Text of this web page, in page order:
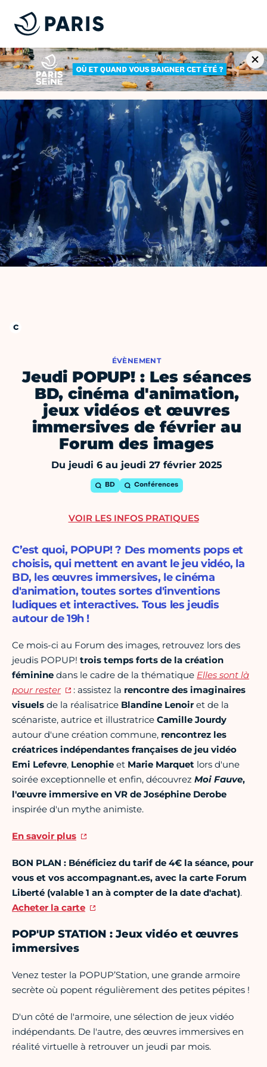
ÉVÈNEMENT
Jeudi POPUP! : Les séances
BD, cinéma d'animation,
jeux vidéos et œuvres
immersives de février au
Forum des images
Du jeudi 6 au jeudi 27 février 2025
BD Conférences
C’est quoi, POPUP! ? Des moments pops et
choisis, qui mettent en avant le jeu vidéo, la
BD, les œuvres immersives, le cinéma
d'animation, toutes sortes d'inventions
ludiques et interactives. Tous les jeudis
autour de 19h !
Ce mois-ci au Forum des images, retrouvez lors des
jeudis POPUP! trois temps forts de la création
féminine dans le cadre de la thématique Elles sont là
pour rester
: assistez la rencontre des imaginaires
visuels de la réalisatrice Blandine Lenoiret de la
scénariste, autrice et illustratrice Camille Jourdy
autour d'une création commune, rencontrez les
créatrices indépendantes françaises de jeu vidéo
Emi Lefevre, Lenophie et Marie Marquet lors d'une
soirée exceptionnelle et enfin, découvrez Moi Fauve,
l'œuvre immersive en VR de Joséphine Derobe
inspirée d'un mythe animiste.
En savoir plus
BON PLAN : Bénéficiez du tarif de 4€ la séance, pour
vous et vos accompagnant.es, avec la carte Forum
Liberté (valable 1 an à compter de la date d'achat).
Acheter la carte
POP'UP STATION : Jeux vidéo et œuvres
immersives
Venez tester la POPUP’Station, une grande armoire
secrète où popent régulièrement des petites pépites !
D'un côté de l'armoire, une sélection de jeux vidéo
indépendants. De l'autre, des œuvres immersives en
réalité virtuelle à retrouver un jeudi par mois.
VOIR LES INFOS PRATIQUES